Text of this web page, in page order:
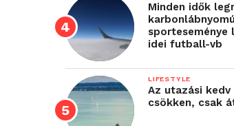
Minden idők
karbonlábnyomú
sporteseménye
idei futball-vb
LIFESTYLE
Az utazási kedv
csökken, csak